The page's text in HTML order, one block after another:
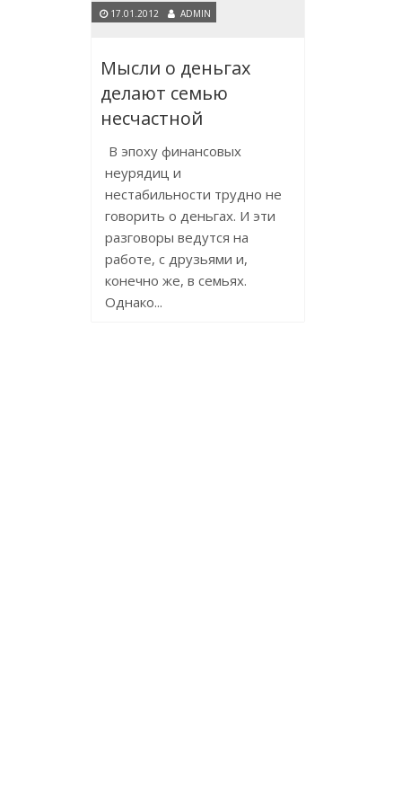
17.01.2012 ADMIN
Мысли о деньгах
делают семью
несчастной
В эпоху финансовых
неурядиц и
нестабильности трудно не
говорить о деньгах. И эти
разговоры ведутся на
работе, с друзьями и,
конечно же, в семьях.
Однако...